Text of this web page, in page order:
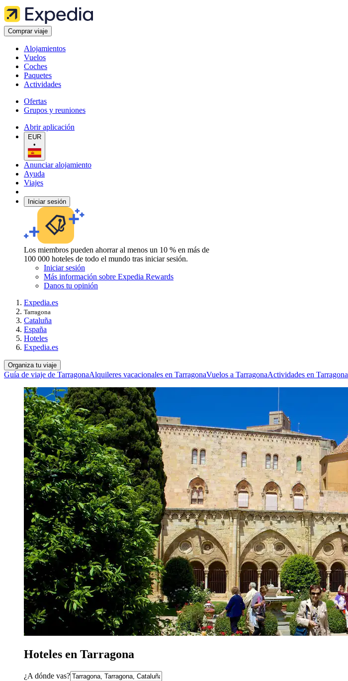
Comprar viaje
Alojamientos
Vuelos
Coches
Paquetes
Actividades
Ofertas
Grupos y reuniones
Abrir aplicación
EUR
•
Anunciar alojamiento
Ayuda
Viajes
Iniciar sesión
Los miembros pueden ahorrar al menos un 10 % en más de
100 000 hoteles de todo el mundo tras iniciar sesión.
Iniciar sesión
Más información sobre Expedia Rewards
Danos tu opinión
Expedia.es
Tarragona
Cataluña
España
Hoteles
Expedia.es
Organiza tu viaje
Guía de viaje de TarragonaAlquileres vacacionales en TarragonaVuelos a TarragonaActividades en Tarragona
Hoteles en Tarragona
¿A dónde vas?